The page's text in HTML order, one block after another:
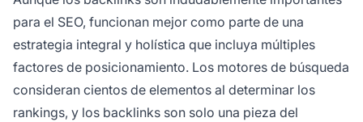
para el SEO, funcionan mejor como parte de una
estrategia integral y holística que incluya múltiples
factores de posicionamiento. Los motores de búsqueda
consideran cientos de elementos al determinar los
rankings, y los backlinks son solo una pieza del